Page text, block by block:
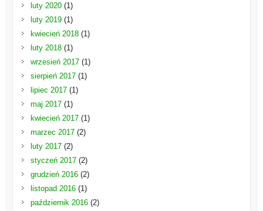
luty 2020(1)
luty 2019(1)
kwiecień 2018(1)
luty 2018(1)
wrzesień 2017(1)
sierpień 2017(1)
lipiec 2017(1)
maj 2017(1)
kwiecień 2017(1)
marzec 2017(2)
luty 2017(2)
styczeń 2017(2)
grudzień 2016(2)
listopad 2016(1)
październik 2016(2)